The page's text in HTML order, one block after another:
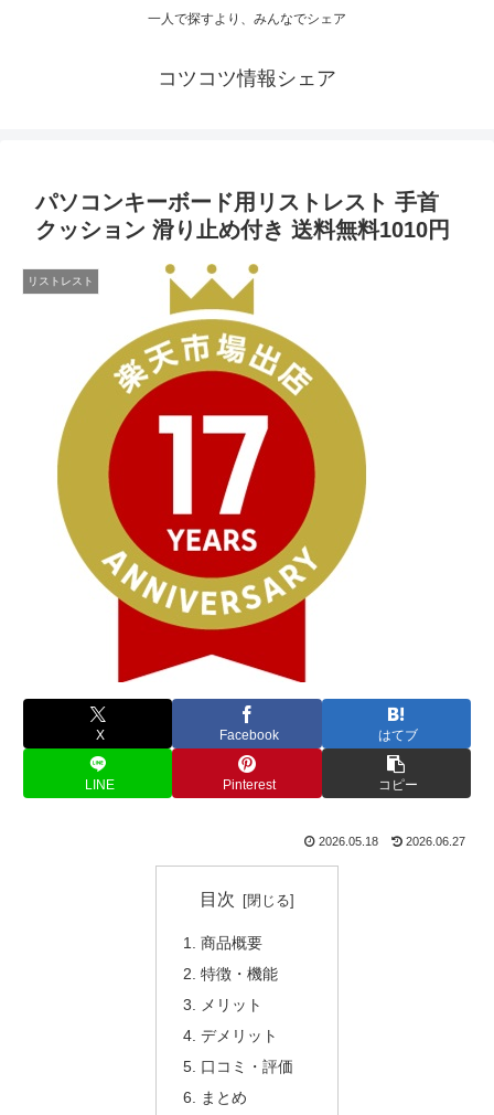
一人で探すより、みんなでシェア
コツコツ情報シェア
パソコンキーボード用リストレスト 手首
クッション 滑り止め付き 送料無料1010円
リストレスト
X Facebook はてブ
LINE Pinterest コピー
2026.05.18 2026.06.27
目次
商品概要
特徴・機能
メリット
デメリット
口コミ・評価
まとめ